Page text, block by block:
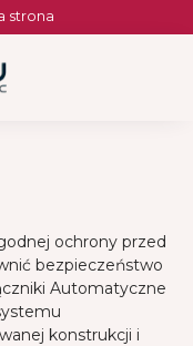
strona
ochrony przed
bezpieczeństwo
Automatyczne
konstrukcji i